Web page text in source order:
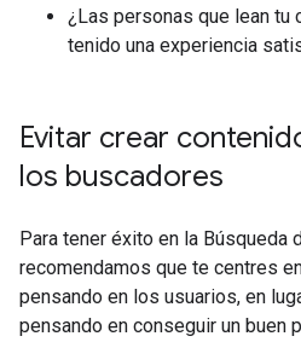
¿Las personas que lean tu
tenido una experiencia
Evitar crear
los buscadores
Para tener éxito en la Búsqueda
recomendamos que te centres
pensando en los usuarios, en
pensando en conseguir un buen